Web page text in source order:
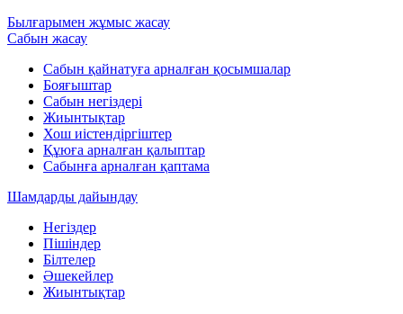
Былғарымен жұмыс жасау
Сабын жасау
Сабын қайнатуға арналған қосымшалар
Бояғыштар
Сабын негіздері
Жиынтықтар
Хош иістендіргіштер
Құюға арналған қалыптар
Сабынға арналған қаптама
Шамдарды дайындау
Негіздер
Пішіндер
Білтелер
Әшекейлер
Жиынтықтар